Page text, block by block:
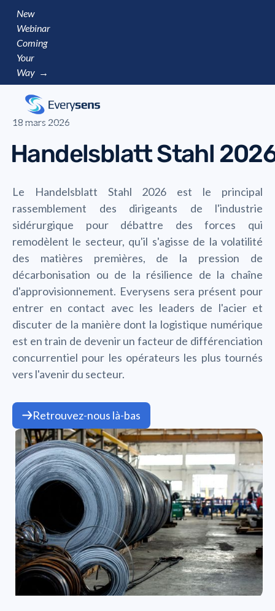
New
Webinar
Coming
Your
Way →
18 mars 2026
Handelsblatt Stahl
Le Handelsblatt Stahl 2026 est le principal
rassemblement des dirigeants de l'industrie
sidérurgique pour débattre des forces qui
remodèlent le secteur, qu'il s'agisse de la volatilité
des matières premières, de la pression de
décarbonisation ou de la résilience de la chaîne
d'approvisionnement. Everysens sera présent pour
entrer en contact avec les leaders de l'acier et
discuter de la manière dont la logistique numérique
est en train de devenir un facteur de différenciation
concurrentiel pour les opérateurs les plus tournés
vers l'avenir du secteur.
Retrouvez-nous là-bas